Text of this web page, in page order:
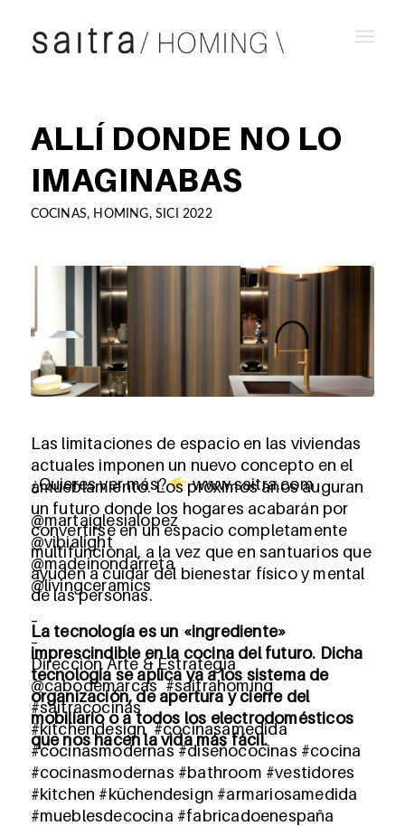
ALLÍ DONDE NO LO
IMAGINABAS
COCINAS, HOMING,SICI 2022
Las limitaciones de espacio en las viviendas
actuales imponen un nuevo concepto en el
amueblamiento. Los próximos años auguran
un futuro donde los hogares acabarán por
convertirse en un espacio completamente
multifuncional, a la vez que en santuarios que
ayuden a cuidar del bienestar físico y mental
de las personas.
La tecnología es un «ingrediente»
imprescindible en la cocina del futuro. Dicha
tecnología se aplica ya a los sistema de
organización, de apertura y cierre del
mobiliario o a todos los electrodomésticos
que nos hacen la vida más fácil.
¿Quieres ver más?
www.saitra.com
@martaiglesialopez
@vibialight
@madeinondarreta
@livingceramics
–
–
Dirección Arte & Estrategia
@cabodemarcas #saitrahoming
#saitracocinas
#kitchendesign #cocinasamedida
#cocinasmodernas #diseñococinas #cocina
#cocinasmodernas #bathroom #vestidores
#kitchen #küchendesign #armariosamedida
#mueblesdecocina #fabricadoenespaña